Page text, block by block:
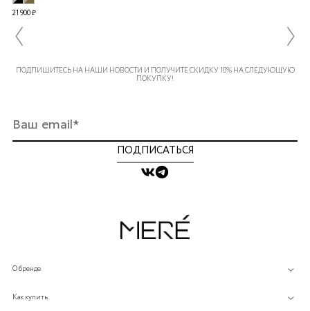
21 900 ₽
ПОДПИШИТЕСЬ НА НАШИ НОВОСТИ И ПОЛУЧИТЕ СКИДКУ 10% НА СЛЕДУЮЩУЮ
ПОКУПКУ!
ПОДПИСАТЬСЯ
О бренде
Как купить